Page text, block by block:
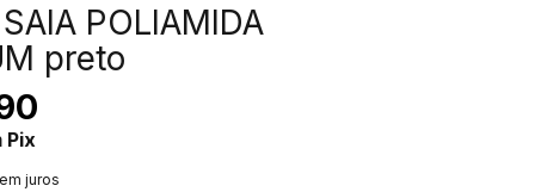
POLIAMIDA
preto
Pix
juros